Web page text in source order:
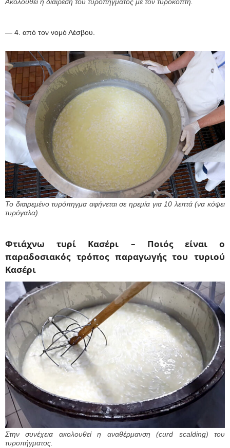
Ακολουθεί η διαίρεση του τυροπήγματος με τον τυροκόπτη.
— 4. από τον νομό Λέσβου.
Το διαιρεμένο τυρόπηγμα αφήνεται σε ηρεμία για 10 λεπτά (να κόψει
τυρόγαλα).
Φτιάχνω τυρί Κασέρι – Ποιός είναι ο
παραδοσιακός τρόπος παραγωγής του τυριού
Κασέρι
Στην συνέχεια ακολουθεί η αναθέρμανση (curd scalding) του
τυροπήγματος.